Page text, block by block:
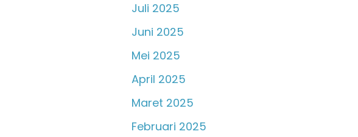
Juli 2025
Juni 2025
Mei 2025
April 2025
Maret 2025
Februari 2025